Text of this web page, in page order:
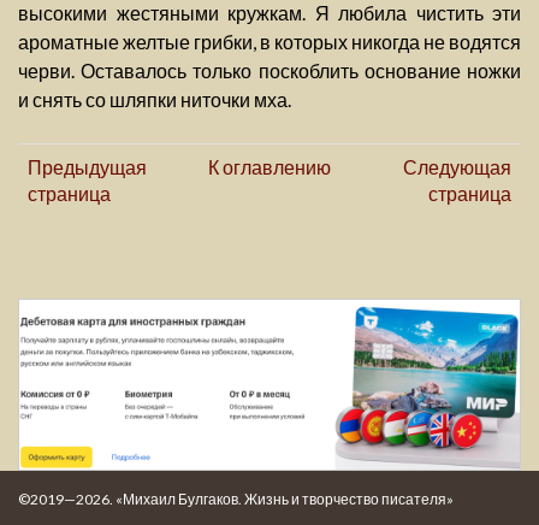
высокими жестяными кружкам. Я любила чистить эти
ароматные желтые грибки, в которых никогда не водятся
черви. Оставалось только поскоблить основание ножки
и снять со шляпки ниточки мха.
Предыдущая
страница
К оглавлению
Следующая
страница
©2019—2026. «Михаил Булгаков. Жизнь и творчество писателя»